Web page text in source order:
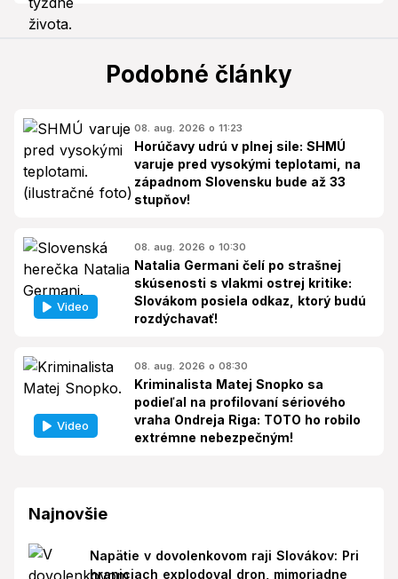
Podobné články
08. aug. 2026 o 11:23
Horúčavy udrú v plnej sile: SHMÚ
varuje pred vysokými teplotami, na
západnom Slovensku bude až 33
stupňov!
Video
08. aug. 2026 o 10:30
Natalia Germani čelí po strašnej
skúsenosti s vlakmi ostrej kritike:
Slovákom posiela odkaz, ktorý budú
rozdýchavať!
Video
08. aug. 2026 o 08:30
Kriminalista Matej Snopko sa
podieľal na profilovaní sériového
vraha Ondreja Riga: TOTO ho robilo
extrémne nebezpečným!
Najnovšie
Napätie v dovolenkovom raji Slovákov: Pri
hraniciach explodoval dron, mimoriadne